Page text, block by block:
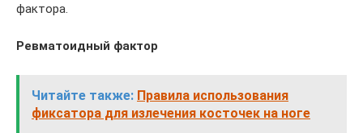
фактора.
Ревматоидный фактор
Читайте также: Правила использования
фиксатора для излечения косточек на ноге